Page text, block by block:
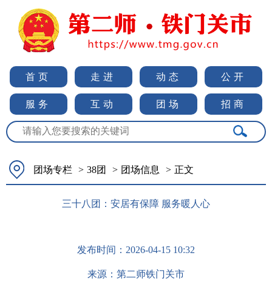
首页 走进 动态 公开
服务 互动 团场 招商
团场专栏 > 38团 > 团场信息 > 正文
三十八团：安居有保障 服务暖人心
发布时间： 2026-04-15 10:32
来源： 第二师铁门关市